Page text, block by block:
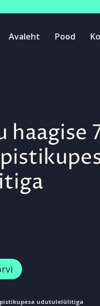
Avaleht Pood
haagise
udutulelülitiga